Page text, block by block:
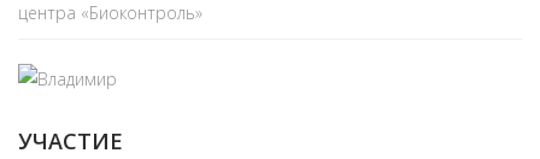
центра «Биоконтроль»
УЧАСТИЕ